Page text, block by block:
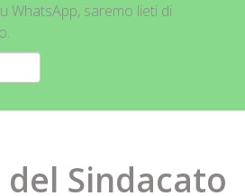
WhatsApp, saremo lieti di
Sindacato